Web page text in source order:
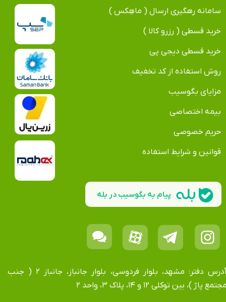
سامانه رهگیری ارسال ( ماهِکس )
خرید قسطی ( رزرو کالا )
خرید قسطی دیجی پی
روش استفاده از کد تخفیف
مزایای بگوسیب
بیمه اختصاصی
حریم خصوصی
قوانین و شرایط استفاده
آدرس دفتر: مشهد، بلوار فردوسی، بلوار جانباز، جانباز ۲ ( جنب
پاژ )، بین توکلی ۱۲ و ۱۴، پلاک ۳، واحد ۲
پیام به بگوسیب در بله